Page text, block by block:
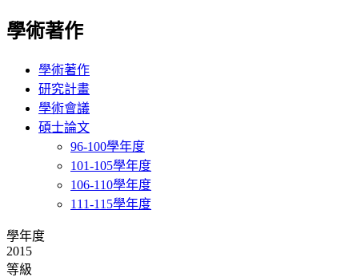
學術著作
學術著作
研究計畫
學術會議
碩士論文
96-100學年度
101-105學年度
106-110學年度
111-115學年度
學年度
2015
等級